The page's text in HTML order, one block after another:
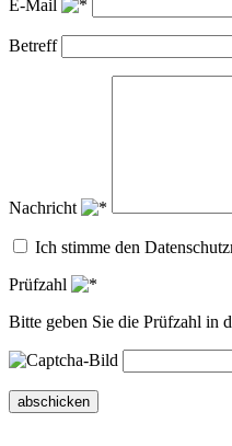
E-Mail
Betreff
Nachricht
Ich stimme den
Prüfzahl
Bitte geben Sie die Prüfzahl in
abschicken